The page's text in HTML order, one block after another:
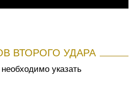
ВТОРОГО УДАРА
указать